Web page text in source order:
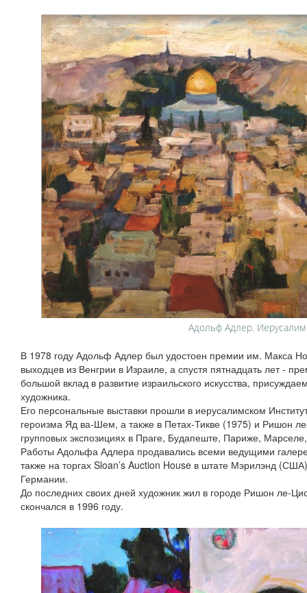
Адольф Адлер. Иерусалим
В 1978 году Адольф Адлер был удостоен премии им. Макса
выходцев из Венгрии в Израиле, а спустя пятнадцать лет -
большой вклад в развитие израильского искусства,
художника.
Его персональные выставки прошли в иерусалимском
героизма Яд ва-Шем, а также в Петах-Тикве (1975) и Ришон
групповых экспозициях в Праге, Будапеште, Париже,
Работы Адольфа Адлера продавались всеми ведущими
также на торгах Sloan’s Auction House в штате Мэрилэнд
Германии.
До последних своих дней художник жил в городе Ришон ле-
скончался в 1996 году.